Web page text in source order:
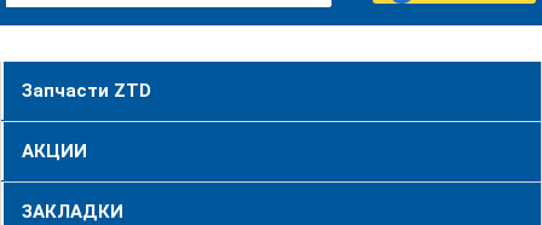
Запчасти ZTD
АКЦИИ
ЗАКЛАДКИ